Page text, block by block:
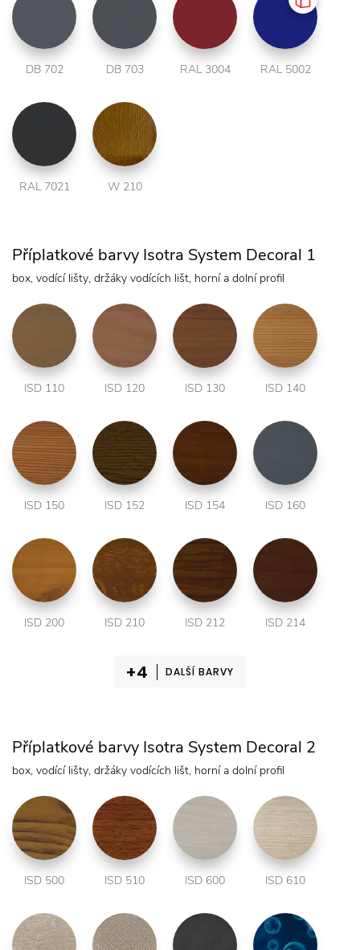
DB 702 DB 703 RAL 3004 RAL 5002
RAL 7021 W 210
Příplatkové barvy Isotra System Decoral 1
box, vodící lišty, držáky vodících lišt, horní a dolní profil
ISD 110 ISD 120 ISD 130 ISD 140
ISD 150 ISD 152 ISD 154 ISD 160
ISD 200 ISD 210 ISD 212 ISD 214
DALŠÍ BARVY
Příplatkové barvy Isotra System Decoral 2
box, vodící lišty, držáky vodících lišt, horní a dolní profil
ISD 500 ISD 510 ISD 600 ISD 610